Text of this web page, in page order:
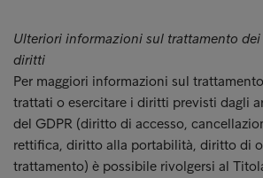
Ulteriori informazioni sul trattamento
diritti
Per maggiori informazioni sul
trattati o esercitare i diritti previsti dagli
del GDPR (diritto di accesso,
rettifica, diritto alla portabilità, diritto di
trattamento) è possibile rivolgersi al